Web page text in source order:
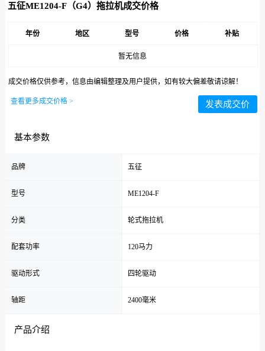
五征ME1204-F（G4）拖拉机成交价格
年份 地区 型号 价格 补贴
暂无信息
成交价格仅供参考，信息由编辑整理及用户提供，如有较大偏差敬请谅解！
查看更多成交价格 > 发表成交价
基本参数
品牌 五征
型号 ME1204-F
分类 轮式拖拉机
配套功率 120马力
驱动形式 四轮驱动
轴距 2400毫米
产品介绍